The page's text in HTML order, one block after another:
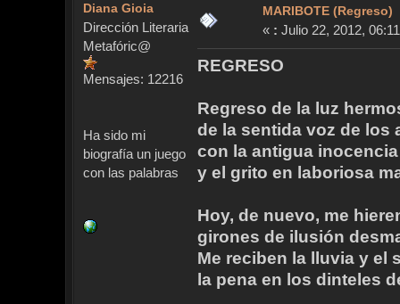
Diana Gioia
Dirección Literaria
Metafóric@
Mensajes: 12216
Ha sido mi
biografía un juego
con las palabras
MARIBOTE (Regreso)
« : Julio 22, 2012,
REGRESO
Regreso de la luz
de la sentida voz de los
con la antigua
y el grito en laboriosa
Hoy, de nuevo, me
girones de ilusión
Me reciben la lluvia y el
la pena en los dinteles